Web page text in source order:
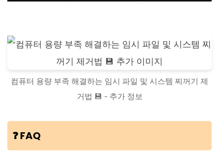
컴퓨터 용량 부족 해결하는 임시 파일 및 시스템 찌꺼기 제
거법 💾 - 추가 정보
❓ FAQ